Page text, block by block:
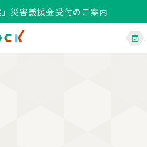
」災害義援金受付のご案内